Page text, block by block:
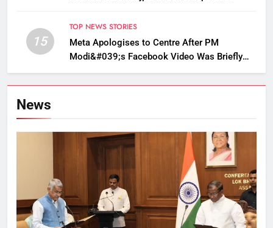
15
TOP NEWS STORIES
Meta Apologises to Centre After PM
Modi&#039;s Facebook Video Was Briefly
Removed
News